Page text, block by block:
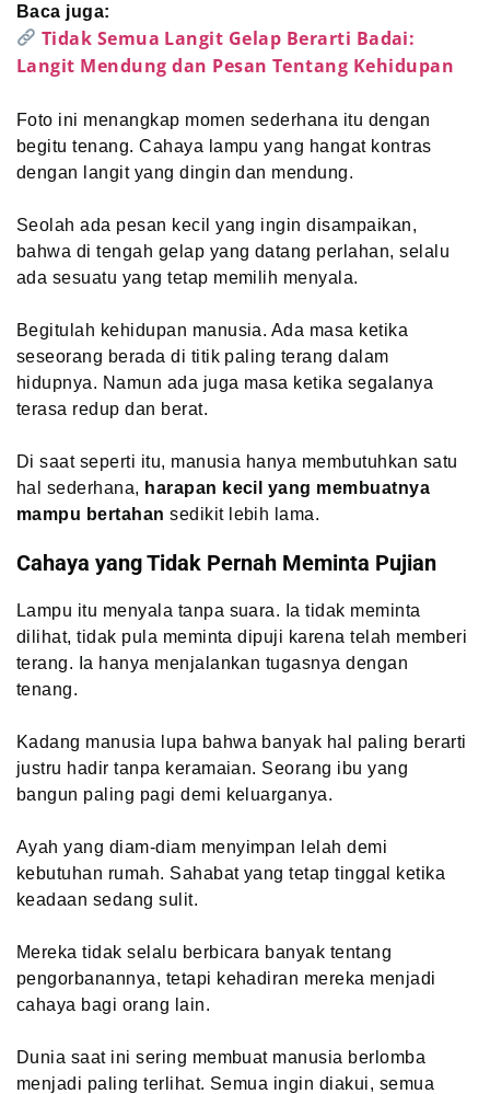
Baca juga:
Tidak Semua Langit Gelap Berarti Badai:
Langit Mendung dan Pesan Tentang Kehidupan
Foto ini menangkap momen sederhana itu dengan
begitu tenang. Cahaya lampu yang hangat kontras
dengan langit yang dingin dan mendung.
Seolah ada pesan kecil yang ingin disampaikan,
bahwa di tengah gelap yang datang perlahan, selalu
ada sesuatu yang tetap memilih menyala.
Begitulah kehidupan manusia. Ada masa ketika
seseorang berada di titik paling terang dalam
hidupnya. Namun ada juga masa ketika segalanya
terasa redup dan berat.
Di saat seperti itu, manusia hanya membutuhkan satu
hal sederhana, harapan kecil yang membuatnya
mampu bertahan sedikit lebih lama.
Cahaya yang Tidak Pernah Meminta Pujian
Lampu itu menyala tanpa suara. Ia tidak meminta
dilihat, tidak pula meminta dipuji karena telah memberi
terang. Ia hanya menjalankan tugasnya dengan
tenang.
Kadang manusia lupa bahwa banyak hal paling berarti
justru hadir tanpa keramaian. Seorang ibu yang
bangun paling pagi demi keluarganya.
Ayah yang diam-diam menyimpan lelah demi
kebutuhan rumah. Sahabat yang tetap tinggal ketika
keadaan sedang sulit.
Mereka tidak selalu berbicara banyak tentang
pengorbanannya, tetapi kehadiran mereka menjadi
cahaya bagi orang lain.
Dunia saat ini sering membuat manusia berlomba
menjadi paling terlihat. Semua ingin diakui, semua